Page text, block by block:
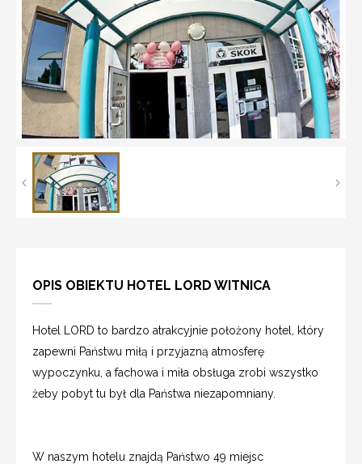
OPIS OBIEKTU HOTEL LORD WITNICA
Hotel LORD to bardzo atrakcyjnie położony hotel, który
zapewni Państwu miłą i przyjazną atmosferę
wypoczynku, a fachowa i miła obsługa zrobi wszystko
żeby pobyt tu był dla Państwa niezapomniany.
W naszym hotelu znajdą Państwo 49 miejsc